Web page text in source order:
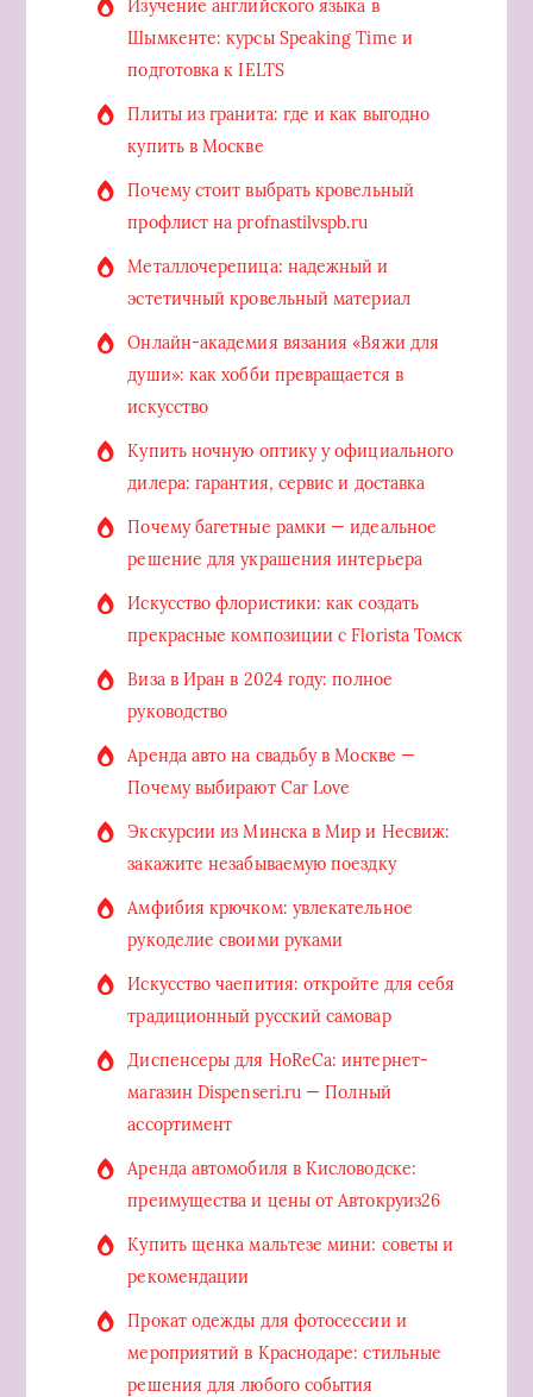
Изучение английского языка в
Шымкенте: курсы Speaking Time и
подготовка к IELTS
Плиты из гранита: где и как выгодно
купить в Москве
Почему стоит выбрать кровельный
профлист на profnastilvspb.ru
Металлочерепица: надежный и
эстетичный кровельный материал
Онлайн-академия вязания «Вяжи для
души»: как хобби превращается в
искусство
Купить ночную оптику у официального
дилера: гарантия, сервис и доставка
Почему багетные рамки — идеальное
решение для украшения интерьера
Искусство флористики: как создать
прекрасные композиции с Florista Томск
Виза в Иран в 2024 году: полное
руководство
Аренда авто на свадьбу в Москве —
Почему выбирают Car Love
Экскурсии из Минска в Мир и Несвиж:
закажите незабываемую поездку
Амфибия крючком: увлекательное
рукоделие своими руками
Искусство чаепития: откройте для себя
традиционный русский самовар
Диспенсеры для HoReCa: интернет-
магазин Dispenseri.ru — Полный
ассортимент
Аренда автомобиля в Кисловодске:
преимущества и цены от Автокруиз26
Купить щенка мальтезе мини: советы и
рекомендации
Прокат одежды для фотосессии и
мероприятий в Краснодаре: стильные
решения для любого события